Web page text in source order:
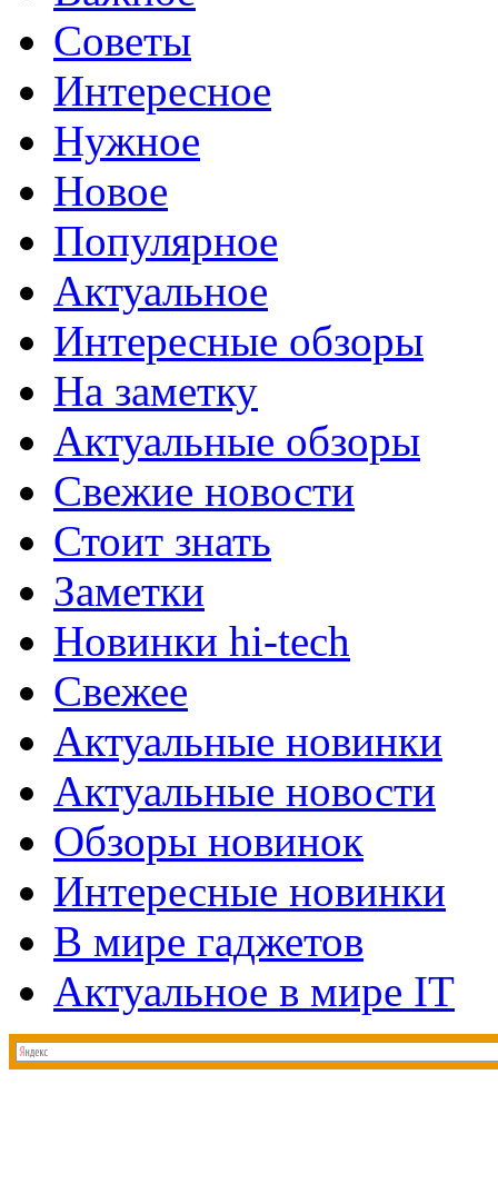
Советы
Интересное
Нужное
Новое
Популярное
Актуальное
Интересные обзоры
На заметку
Актуальные обзоры
Свежие новости
Стоит знать
Заметки
Новинки hi-tech
Свежее
Актуальные новинки
Актуальные новости
Обзоры новинок
Интересные новинки
В мире гаджетов
Актуальное в мире IT